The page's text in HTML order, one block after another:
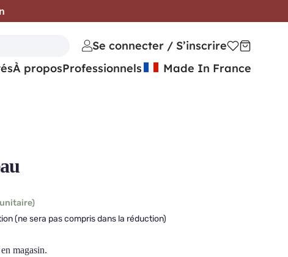
(ne sera pas compris dans la réduction)
magasin.
Se connecter / S’inscrire
À proposProfessionnels Made In France